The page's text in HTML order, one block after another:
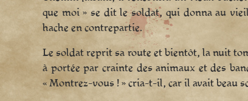
que moi » se dit le soldat, qui donna au
hache en contrepartie.
Le soldat reprit sa route et bientôt, la nuit
à portée par crainte des animaux et des
« Montrez-vous ! » cria-t-il, car il avait beau